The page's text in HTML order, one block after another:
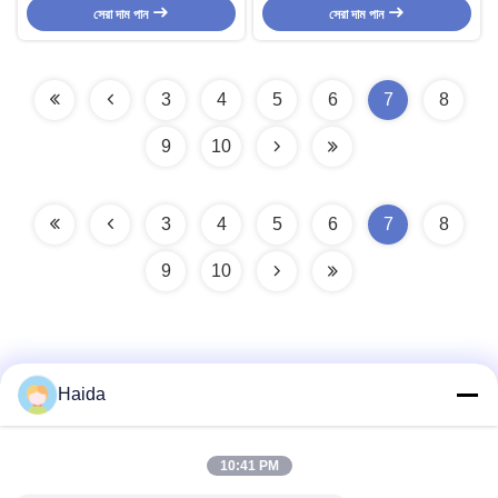
সেরা দাম পান
সেরা দাম পান
3 4 5 6 7 8
9 10
3 4 5 6 7 8
9 10
Haida
10:41 PM